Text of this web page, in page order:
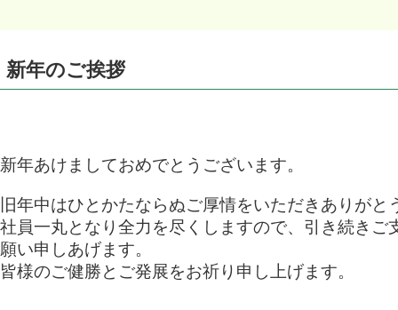
新年のご挨拶
新年あけましておめでとうございます。
旧年中はひとかたならぬご厚情をいただきありがと
社員一丸となり全力を尽くしますので、引き続きご
願い申しあげます。
皆様のご健勝とご発展をお祈り申し上げます。